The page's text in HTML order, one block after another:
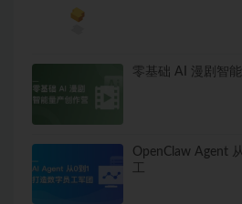
零基础 AI 漫剧智
OpenClaw Agent